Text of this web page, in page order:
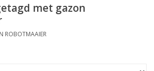
met gazon
ROBOTMAAIER